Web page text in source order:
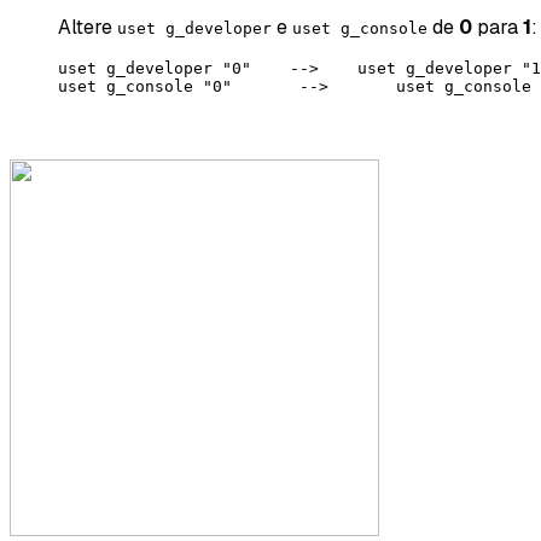
Altere uset g_developer e uset g_console de 0 para1:
uset g_developer "0"    -->    uset g_developer
uset g_console "0"       -->       uset g_console